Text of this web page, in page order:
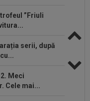
”Friuli
serii, după
Meci
Cele mai...